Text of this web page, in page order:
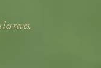
reves.